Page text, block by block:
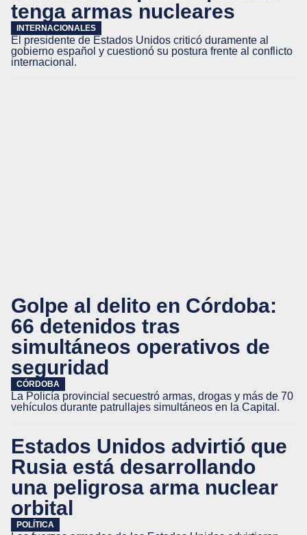
tenga armas nucleares
INTERNACIONALES
El presidente de Estados Unidos criticó duramente al
gobierno español y cuestionó su postura frente al conflicto
internacional.
Golpe al delito en Córdoba:
66 detenidos tras
simultáneos operativos de
seguridad
CÓRDOBA
La Policía provincial secuestró armas, drogas y más de 70
vehículos durante patrullajes simultáneos en la Capital.
Estados Unidos advirtió que
Rusia está desarrollando
una peligrosa arma nuclear
orbital
POLÍTICA